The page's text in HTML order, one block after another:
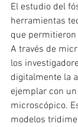
El estudio del
herramientas
que
A través de
los
digitalmente la
ejemplar con
microscópico.
modelos